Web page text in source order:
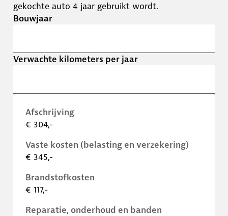
gekochte auto 4 jaar gebruikt wordt.
Bouwjaar
Verwachte kilometers per jaar
Afschrijving
€ 304,-
Vaste kosten (belasting en verzekering)
€ 345,-
Brandstofkosten
€ 117,-
Reparatie, onderhoud en banden